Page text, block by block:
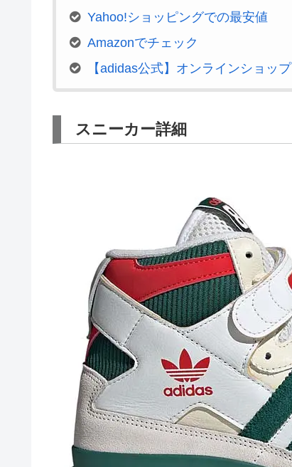
Yahoo!ショッピングでの最安値
Amazonでチェック
【adidas公式】オンラインショップ
スニーカー詳細